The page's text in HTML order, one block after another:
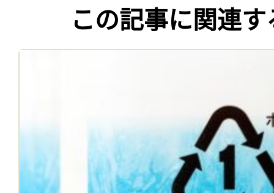
この記事に関連